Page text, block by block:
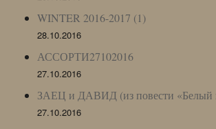
WINTER 2016-2017 (1)
28.10.2016
АССОРТИ27102016
27.10.2016
ЗАЕЦ и ДАВИД (из повести «Белый
27.10.2016